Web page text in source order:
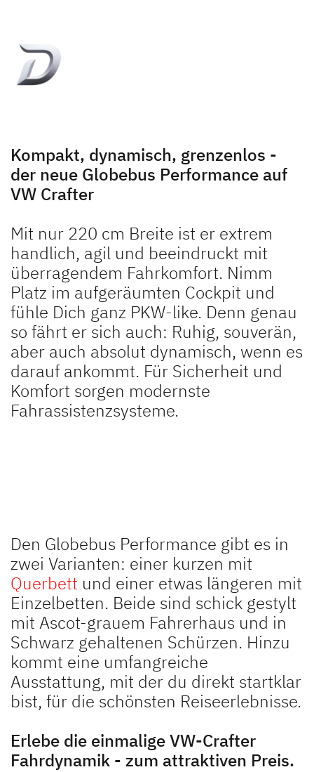
Kompakt, dynamisch, grenzenlos -
der neue Globebus Performance auf
VW Crafter
Mit nur 220 cm Breite ist er extrem
handlich, agil und beeindruckt mit
überragendem Fahrkomfort. Nimm
Platz im aufgeräumten Cockpit und
fühle Dich ganz PKW-like. Denn genau
so fährt er sich auch: Ruhig, souverän,
aber auch absolut dynamisch, wenn es
darauf ankommt. Für Sicherheit und
Komfort sorgen modernste
Fahrassistenzsysteme.
Den Globebus Performance gibt es in
zwei Varianten: einer kurzen mit
Querbett und einer etwas längeren mit
Einzelbetten. Beide sind schick gestylt
mit Ascot-grauem Fahrerhaus und in
Schwarz gehaltenen Schürzen. Hinzu
kommt eine umfangreiche
Ausstattung, mit der du direkt startklar
bist, für die schönsten Reiseerlebnisse.
Erlebe die einmalige VW-Crafter
Fahrdynamik - zum attraktiven Preis.